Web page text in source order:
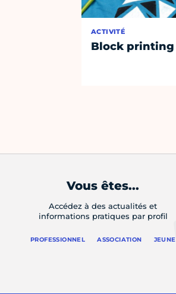
ACTIVITÉ
Block printing
Vous êtes...
Accédez à des actualités et
informations pratiques par profil
PROFESSIONNEL ASSOCIATION JEUNE